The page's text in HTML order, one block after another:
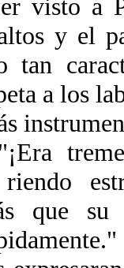
visto a
y el
tan
a los
que